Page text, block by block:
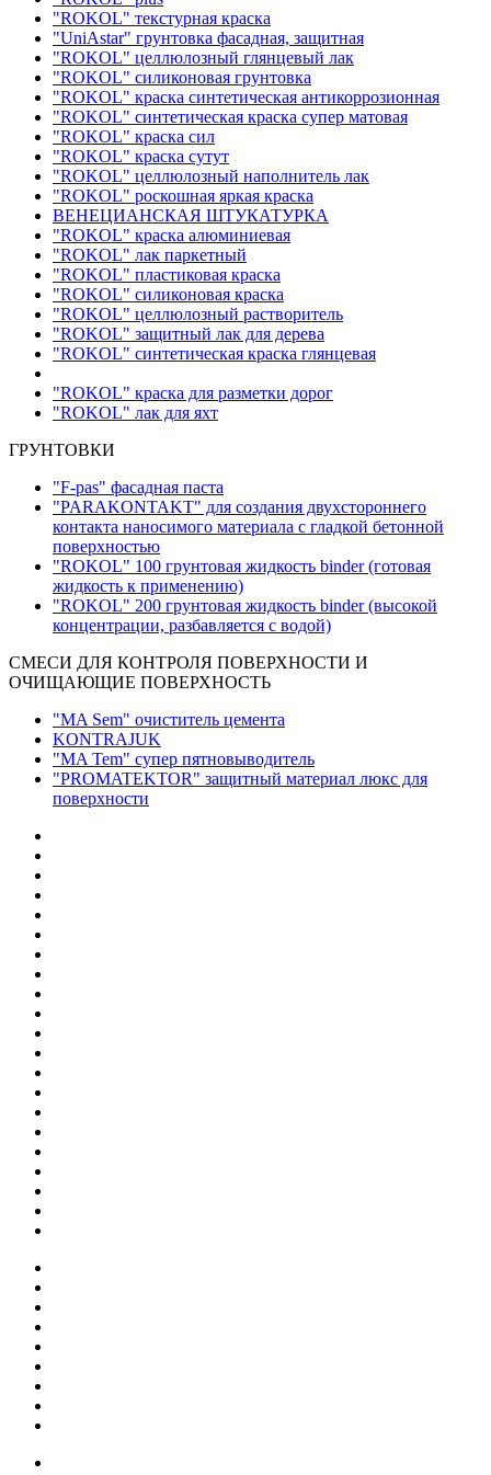
"ROKOL" текстурная краска
"UniAstar" грунтовка фасадная, защитная
"ROKOL" целлюлозный глянцевый лак
"ROKOL" силиконовая грунтовка
"ROKOL" краска синтетическая антикоррозионная
"ROKOL" синтетическая краска супер матовая
"ROKOL" краска сил
"ROKOL" краска сутут
"ROKOL" целлюлозный наполнитель лак
"ROKOL" роскошная яркая краска
ВЕНЕЦИАНСКАЯ ШТУКАТУРКА
"ROKOL" краска алюминиевая
"ROKOL" лак паркетный
"ROKOL" пластиковая краска
"ROKOL" силиконовая краска
"ROKOL" целлюлозный растворитель
"ROKOL" защитный лак для дерева
"ROKOL" синтетическая краска глянцевая
"ROKOL" краска для разметки дорог
"ROKOL" лак для яхт
ГРУНТОВКИ
"F-pas" фасадная паста
"PARAKONTAKT" для создания двухстороннего
контакта наносимого материала с гладкой бетонной
поверхностью
"ROKOL" 100 грунтовая жидкость binder (готовая
жидкость к применению)
"ROKOL" 200 грунтовая жидкость binder (высокой
концентрации, разбавляется с водой)
СМЕСИ ДЛЯ КОНТРОЛЯ ПОВЕРХНОСТИ И
ОЧИЩАЮЩИЕ ПОВЕРХНОСТЬ
"MA Sem" очиститель цемента
KONTRAJUK
"MA Tem" супер пятновыводитель
"PROMATEKTOR" защитный материал люкс для
поверхности